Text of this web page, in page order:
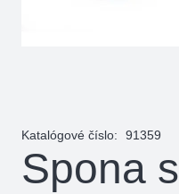
Katalógové číslo: 91359
Spona s